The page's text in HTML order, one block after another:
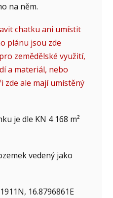
na něm.
chatku ani umístit
plánu jsou zde
zemědělské využití,
a materiál, nebo
zde ale mají umístěný
je dle KN 4 168 m²
vedený jako
16.8796861E